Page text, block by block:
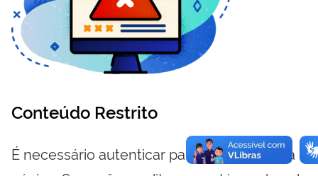
Conteúdo Restrito
É necessário autenticar para visualizar essa